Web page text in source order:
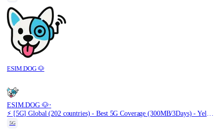
ESIM.DOG 🐶
ESIM.DOG 🐶·
5G